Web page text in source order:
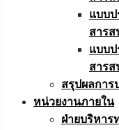
แบบป
สารส
แบบป
สารส
สรุปผลการ
หน่วยงานภายใน
ฝ่ายบริหาร